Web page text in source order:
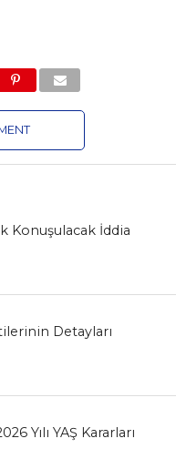
Konuşulacak İddia
Detayları
Yılı YAŞ Kararları